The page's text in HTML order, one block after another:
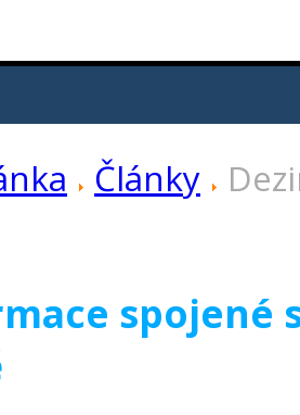
Články
spojené